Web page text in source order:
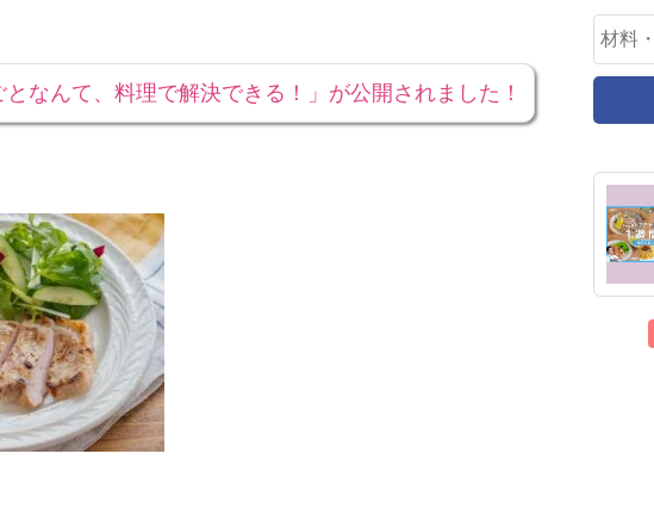
なんて、料理で解決できる！」が公開されました！